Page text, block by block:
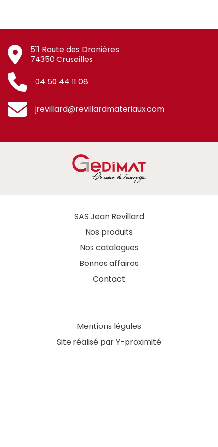
511 Route des Dronières
74350 Cruseilles
04 50 44 11 08
jrevillard@revillardmateriaux.com
SAS Jean Revillard
Nos produits
Nos catalogues
Bonnes affaires
Contact
Mentions légales
Site réalisé par Y-proximité